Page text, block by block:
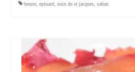
beurre epinard noix de st jacques safran